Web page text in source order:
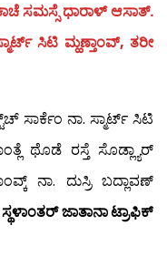
ಸಮಸ್ಸೆ ಧಾರಾಳ್ ಆಸಾತ್.
ಸಿಟಿ ಮ್ಹಣ್ತಾಂವ್, ತರೀ
ಸಾರ್ಕೆಂ ನಾ. ಸ್ಮಾರ್ಟ್ ಸಿಟಿ
ಥೊಡೆ ರಸ್ತೆ ಸೊಡ್ಲ್ಯಾರ್
ನಾ. ದುಸ್ರಿ ಬದ್ಲಾವಣ್
ಜಾತಾನಾ ಟ್ರಾಫಿಕ್